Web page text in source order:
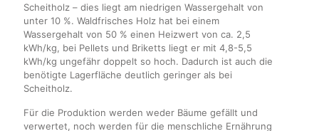
Scheitholz – dies liegt am niedrigen Wassergehalt von
unter 10 %. Waldfrisches Holz hat bei einem
Wassergehalt von 50 % einen Heizwert von ca. 2,5
kWh/kg, bei Pellets und Briketts liegt er mit 4,8-5,5
kWh/kg ungefähr doppelt so hoch. Dadurch ist auch die
benötigte Lagerfläche deutlich geringer als bei
Scheitholz.
Für die Produktion werden weder Bäume gefällt und
verwertet, noch werden für die menschliche Ernährung